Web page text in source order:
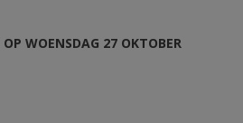
REGISTREREN
WOENSDAG 27 OKTOBER